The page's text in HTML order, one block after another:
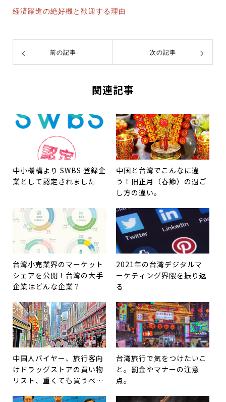
経済躍進の絶好機と歓迎する理由
前の記事 次の記事
関連記事
中小機構より SWBS 登録企
業として認定されました
中国と台湾でこんなに違
う！旧正月（春節）の過ご
し方の違い。
台湾小売業界のマーケット
シェアを公開！台湾の大手
企業はどんな企業？
2021年の台湾デジタルマ
ーケティング界隈を振り返
る
中国人バイヤー、旅行客向
けドラッグストアの買い物
リスト、重くても買うべき
台湾旅行で気をつけたいこ
と。罰金やマナーの注意
点。